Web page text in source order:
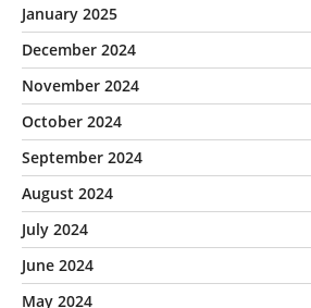
January 2025
December 2024
November 2024
October 2024
September 2024
August 2024
July 2024
June 2024
May 2024